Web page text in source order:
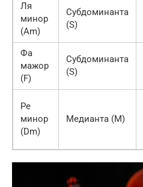
Ля
минор
(Am)
Субдоминанта
(S)
Фа
мажор
(F)
Субдоминанта
(S)
Ре
минор
(Dm)
Медианта (M)